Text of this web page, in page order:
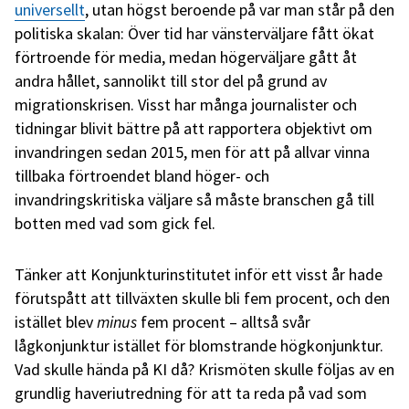
universellt, utan högst beroende på var man står på den
politiska skalan: Över tid har vänsterväljare fått ökat
förtroende för media, medan högerväljare gått åt
andra hållet, sannolikt till stor del på grund av
migrationskrisen. Visst har många journalister och
tidningar blivit bättre på att rapportera objektivt om
invandringen sedan 2015, men för att på allvar vinna
tillbaka förtroendet bland höger- och
invandringskritiska väljare så måste branschen gå till
botten med vad som gick fel.
Tänker att Konjunkturinstitutet inför ett visst år hade
förutspått att tillväxten skulle bli fem procent, och den
istället blevminus fem procent – alltså svår
lågkonjunktur istället för blomstrande högkonjunktur.
Vad skulle hända på KI då? Krismöten skulle följas av en
grundlig haveriutredning för att ta reda på vad som